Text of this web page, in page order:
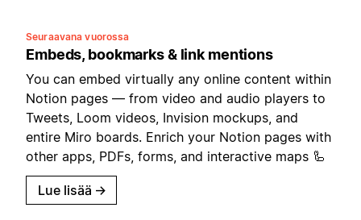
Seuraavana vuorossa
Embeds, bookmarks & link mentions
You can embed virtually any online content within
Notion pages — from video and audio players to
Tweets, Loom videos, Invision mockups, and
entire Miro boards. Enrich your Notion pages with
other apps, PDFs, forms, and interactive maps 🦾
Lue lisää →